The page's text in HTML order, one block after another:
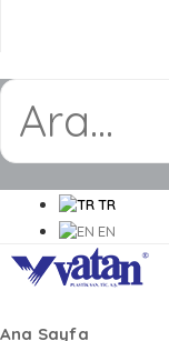
TR
EN
Ana Sayfa